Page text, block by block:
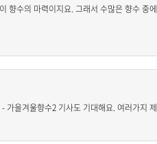
향수의 마력이지요. 그래서 수많은 향수
을겨울향수2 기사도 기대해요. 여러가지